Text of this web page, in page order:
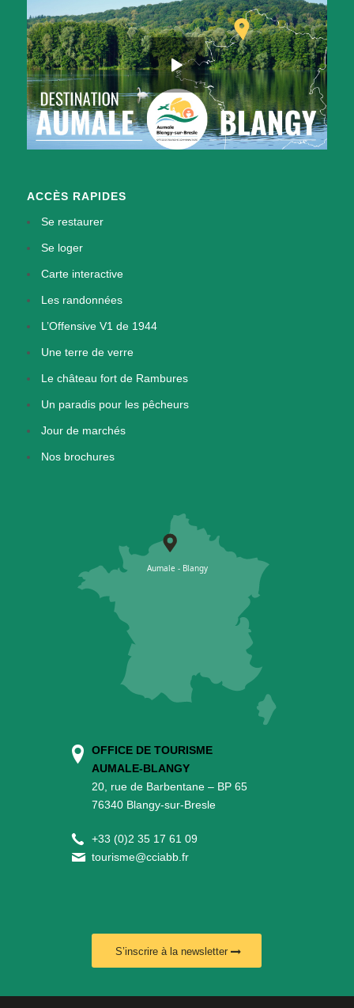
ACCÈS RAPIDES
Se restaurer
Se loger
Carte interactive
Les randonnées
L’Offensive V1 de 1944
Une terre de verre
Le château fort de Rambures
Un paradis pour les pêcheurs
Jour de marchés
Nos brochures
OFFICE DE TOURISME
AUMALE-BLANGY
20, rue de Barbentane – BP 65
76340 Blangy-sur-Bresle
+33 (0)2 35 17 61 09
tourisme@cciabb.fr
S’inscrire à la newsletter